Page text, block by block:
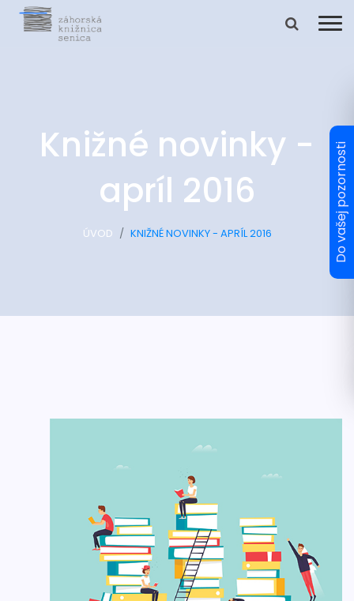
Knižné novinky -
apríl 2016
ÚVOD KNIŽNÉ NOVINKY - APRÍL 2016